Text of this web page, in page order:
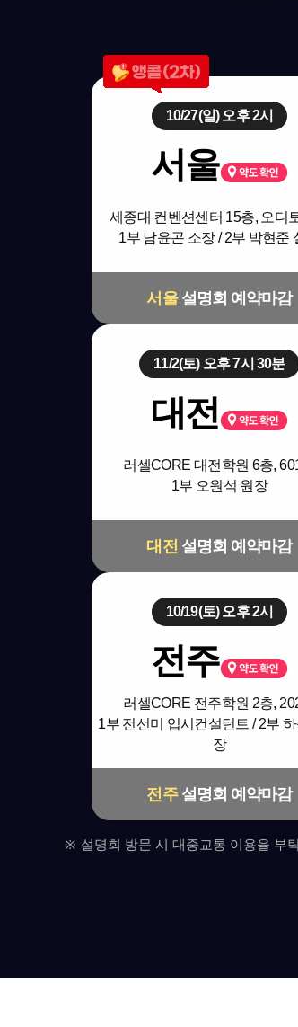
10/27(일) 오후 2시
서울
세종대 컨벤션센터 15층, 오디
1부 남윤곤 소장 / 2부 박현준
서울설명회 예약마감
11/2(토) 오후 7시 30분
대전
러셀CORE 대전학원 6층,
1부 오원석 원장
대전 설명회 예약마감
10/19(토) 오후 2시
전주
러셀CORE 전주학원 2층,
1부 전선미 입시컨설턴트 / 2부
장
전주설명회 예약마감
설명회 방문 시 대중교통 이용을 부